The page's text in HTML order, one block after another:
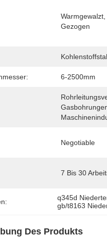
Gezogen
6-2500mm
Negotiable
7 Bis 30
q345d
gb/t8163
Des Produkts